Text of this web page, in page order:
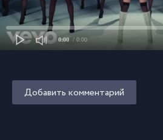
0:00 / 0:00
Добавить комментарий